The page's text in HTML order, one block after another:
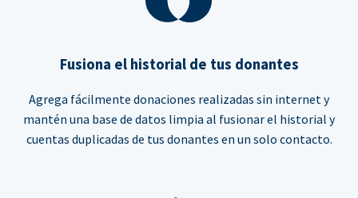
Fusiona el historial de tus donantes
Agrega fácilmente donaciones realizadas sin internet y
mantén una base de datos limpia al fusionar el historial y
cuentas duplicadas de tus donantes en un solo contacto.